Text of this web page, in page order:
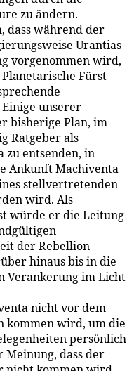
zu ändern.
dass während der
Urantias
vorgenommen wird,
Fürst
unserer
bisherige Plan, im
Ratgeber als
zu entsenden, in
Ankunft Machiventa
stellvertretenden
wird. Als
würde er die Leitung
der Rebellion
hinaus bis in die
Verankerung im Licht
nicht vor dem
kommen wird, um die
persönlich
Meinung, dass der